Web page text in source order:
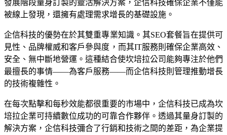
發展階段量身訂製的靈活解決方案，企信科技確保企業不僅能
被線上發現，還擁有處理需求增長的基礎設施。
企信科技的優勢在於其雙重專業知識。其SEO套餐旨在提供可
見性、品牌權威和客戶參與度，而其IT服務則確保企業高效、
安全、無中斷地營運。這種結合使坎培拉公司能夠專注於他們
最擅長的事情——為客戶服務——而企信科技則管理推動增長
的技術複雜性。
在每次點擊和每秒效能都很重要的市場中，企信科技已成為坎
培拉企業可持續數位成功的可靠合作夥伴。透過其量身訂製的
解決方案，企信科技彌合了行銷和技術之間的差距，為企業提